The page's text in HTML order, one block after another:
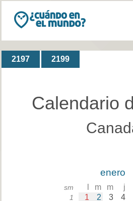
2197 2199
Calendario
enero
sm m m j
1 1 2 3 4